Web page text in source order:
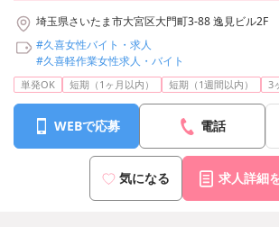
埼玉県さいたま市大宮区大門町3-88 逸見ビル2F
#久喜女性バイト・求人
#久喜軽作業女性求人・バイト
単発OK 短期（1ヶ月以内） 短期（1週間以内） 3
WEBで応募 電話
気になる 求人詳細